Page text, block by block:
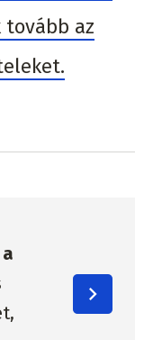
az